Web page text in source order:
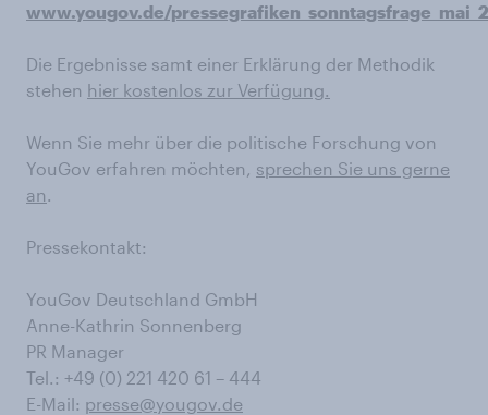
www.yougov.de/
Die Ergebnisse samt einer Erklärung der Methodik
stehen hier kostenlos zur Verfügung.
Wenn Sie mehr über die politische Forschung von
YouGov erfahren möchten, sprechen Sie uns gerne
an.
Pressekontakt:
YouGov Deutschland GmbH
Anne-Kathrin Sonnenberg
PR Manager
Tel.: +49 (0) 221 420 61 – 444
E-Mail: presse@yougov.de